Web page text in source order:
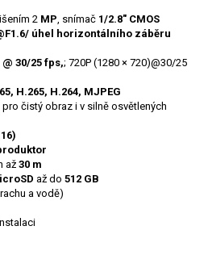
2 MP, snímač 1/2.8" CMOS
úhel horizontálního záběru
@ 30/25 fps,; 720P (1280 × 720)@30/25
H.265, H.264, MJPEG
pro čistý obraz i v silně osvětlených
až 30 m
až do 512 GB
a vodě)